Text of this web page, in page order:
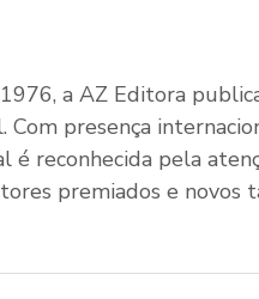
a AZ Editora
presença
é reconhecida pela
premiados e novos